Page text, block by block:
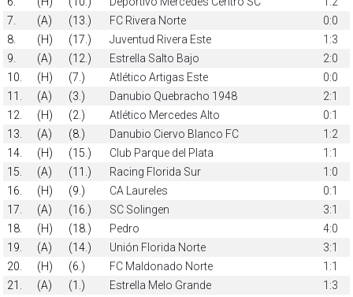
7.
(A) (13.) FC Rivera Norte
0:0
8.
(H) (17.) Juventud Rivera Este
1:3
9.
(A) (12.) Estrella Salto Bajo
2:0
10.
(H) (7.) Atlético Artigas Este
0:0
11.
(A) (3.) Danubio Quebracho 1948
2:1
12.
(H) (2.) Atlético Mercedes Alto
0:1
13.
(A) (8.) Danubio Ciervo Blanco FC
1:2
14.
(H) (15.) Club Parque del Plata
1:1
15.
(A) (11.) Racing Florida Sur
1:0
16.
(H) (9.) CA Laureles
0:1
17.
(A) (16.) SC Solingen
3:1
18.
(H) (18.) Pedro
4:0
19.
(A) (14.) Unión Florida Norte
3:1
20.
(H) (6.) FC Maldonado Norte
1:1
21.
(A) (1.) Estrella Melo Grande
1:3